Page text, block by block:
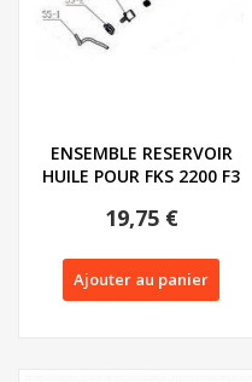
ENSEMBLE RESERVOIR
HUILE POUR FKS 2200 F3
19,75 €
Ajouter au panier